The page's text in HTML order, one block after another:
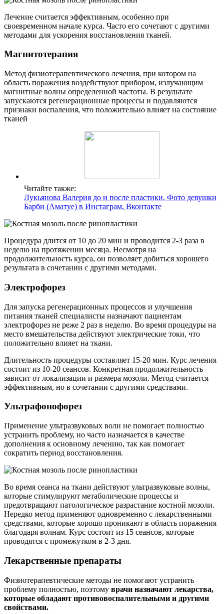
Лечение считается эффективным, особенно при
своевременном начале курса. Часто его сочетают с другими
методами для ускорения восстановления тканей.
Магнитотерапия
Метод физиотерапевтического лечения, при котором на
область поражения воздействуют прибором, излучающим
магнитные волны определенной частоты. В результате
запускаются регенерационные процессы и подавляются
признаки воспаления, что положительно влияет на состояние
тканей
Читайте также:
Лукьянова Валерия до и после пластики. Фото девушки
Барби (Аматуе) в Инстаграм, Вконтакте
Процедура длится от 10 до 20 мин и проводится 2-3 раза в
неделю на протяжении месяца. Несмотря на
продолжительность курса, он позволяет добиться хорошего
результата в сочетании с другими методами.
Электрофорез
Для запуска регенерационных процессов и улучшения
питания тканей специалисты назначают пациентам
электрофорез не реже 2 раз в неделю. Во время процедуры на
место вмешательства действуют электрические токи, что
положительно влияет на ткани.
Длительность процедуры составляет 15-20 мин. Курс лечения
состоит из 10-20 сеансов. Конкретная продолжительность
зависит от локализации и размера мозоли. Метод считается
эффективным, но в сочетании с другими средствами.
Ультрафонофорез
Применение ультразвуковых волн не помогает полностью
устранить проблему, но часто назначается в качестве
дополнения к основному лечению, так как помогает
сократить период восстановления.
Во время сеанса на ткани действуют ультразвуковые волны,
которые стимулируют метаболические процессы и
предотвращают патологическое разрастание костной мозоли.
Нередко метод применяют одновременно с лекарственными
средствами, которые хорошо проникают в область поражения
благодаря волнам. Курс состоит из 15 сеансов, которые
проводятся с промежутком в 2-3 дня.
Лекарственные препараты
Физиотерапевтические методы не помогают устранить
проблему полностью, поэтому врачи назначают лекарства,
которые обладают противовоспалительными и другими
свойствами.